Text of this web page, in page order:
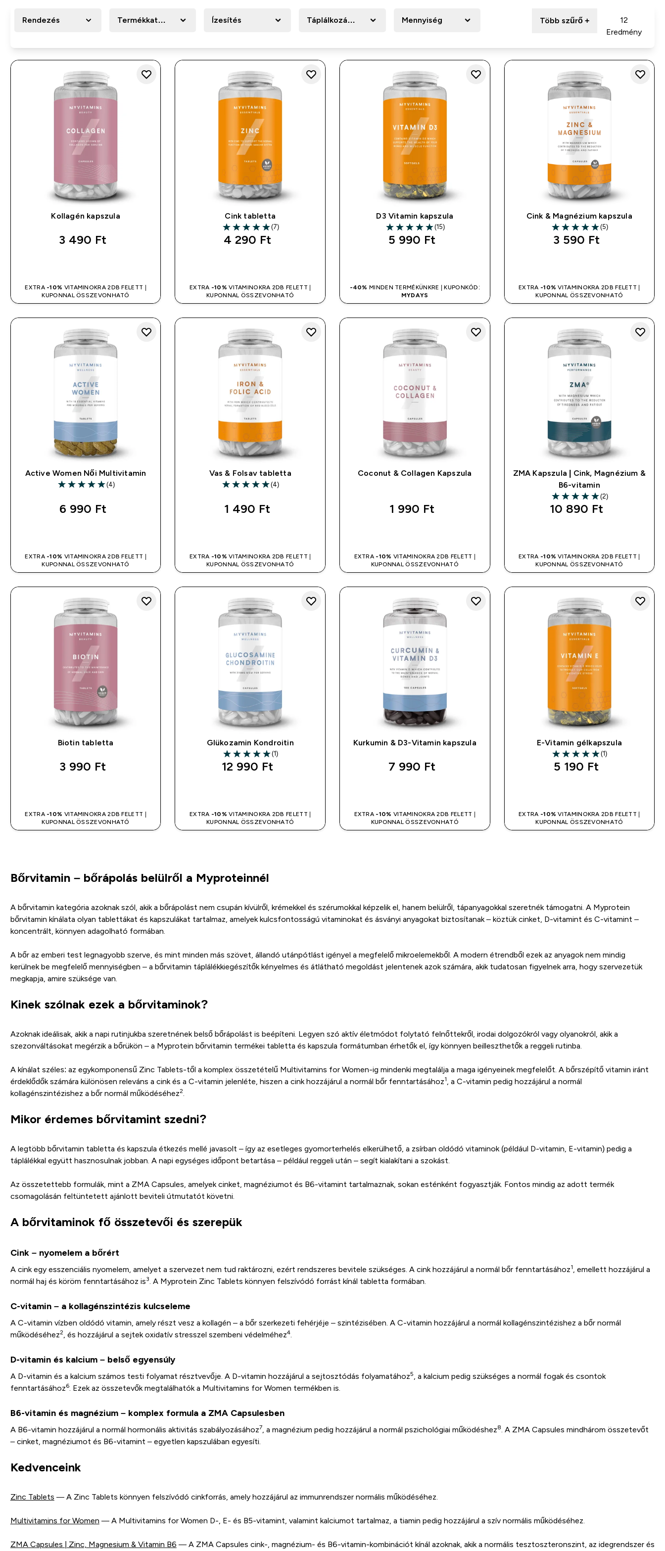
Rendezés Termékkategória Ízesítés Táplálkozási forma Mennyiség Több szűrő +
12
Eredmény
Kollagén kapszula
3 490 Ft‎
EXTRA -10% VITAMINOKRA 2DB FELETT |
KUPONNAL ÖSSZEVONHATÓ
Cink tabletta
5 out of 5 stars
(7)
4 290 Ft‎
EXTRA -10% VITAMINOKRA 2DB FELETT |
KUPONNAL ÖSSZEVONHATÓ
D3 Vitamin kapszula
5 out of 5 stars
(15)
5 990 Ft‎
-40% MINDEN TERMÉKÜNKRE | KUPONKÓD:
MYDAYS
Cink & Magnézium kapszula
5 out of 5 stars
(5)
3 590 Ft‎
EXTRA -10% VITAMINOKRA 2DB FELETT |
KUPONNAL ÖSSZEVONHATÓ
Active Women Női Multivitamin
5 out of 5 stars
(4)
6 990 Ft‎
EXTRA -10% VITAMINOKRA 2DB FELETT |
KUPONNAL ÖSSZEVONHATÓ
Vas & Folsav tabletta
5 out of 5 stars
(4)
1 490 Ft‎
EXTRA -10% VITAMINOKRA 2DB FELETT |
KUPONNAL ÖSSZEVONHATÓ
Coconut & Collagen Kapszula
1 990 Ft‎
EXTRA -10% VITAMINOKRA 2DB FELETT |
KUPONNAL ÖSSZEVONHATÓ
ZMA Kapszula | Cink, Magnézium &
B6-vitamin
5 out of 5 stars
(2)
10 890 Ft‎
EXTRA -10% VITAMINOKRA 2DB FELETT |
KUPONNAL ÖSSZEVONHATÓ
Biotin tabletta
3 990 Ft‎
EXTRA -10% VITAMINOKRA 2DB FELETT |
KUPONNAL ÖSSZEVONHATÓ
Glükozamin Kondroitin
5 out of 5 stars
(1)
12 990 Ft‎
EXTRA -10% VITAMINOKRA 2DB FELETT |
KUPONNAL ÖSSZEVONHATÓ
Kurkumin & D3-Vitamin kapszula
7 990 Ft‎
EXTRA -10% VITAMINOKRA 2DB FELETT |
KUPONNAL ÖSSZEVONHATÓ
E-Vitamin gélkapszula
5 out of 5 stars
(1)
5 190 Ft‎
EXTRA -10% VITAMINOKRA 2DB FELETT |
KUPONNAL ÖSSZEVONHATÓ
Bőrvitamin – bőrápolás belülről a Myproteinnél
A bőrvitamin kategória azoknak szól, akik a bőrápolást nem csupán kívülről, krémekkel és szérumokkal képzelik el, hanem belülről, tápanyagokkal szeretnék támogatni. A Myprotein
bőrvitamin kínálata olyan tablettákat és kapszulákat tartalmaz, amelyek kulcsfontosságú vitaminokat és ásványi anyagokat biztosítanak – köztük cinket, D-vitamint és C-vitamint –
koncentrált, könnyen adagolható formában.
A bőr az emberi test legnagyobb szerve, és mint minden más szövet, állandó utánpótlást igényel a megfelelő mikroelemekből. A modern étrendből ezek az anyagok nem mindig
kerülnek be megfelelő mennyiségben – a bőrvitamin táplálékkiegészítők kényelmes és átlátható megoldást jelentenek azok számára, akik tudatosan figyelnek arra, hogy szervezetük
megkapja, amire szüksége van.
Kinek szólnak ezek a bőrvitaminok?
Azoknak ideálisak, akik a napi rutinjukba szeretnének belső bőrápolást is beépíteni. Legyen szó aktív életmódot folytató felnőttekről, irodai dolgozókról vagy olyanokról, akik a
szezonváltásokat megérzik a bőrükön – a Myprotein bőrvitamin termékei tabletta és kapszula formátumban érhetők el, így könnyen beilleszthetők a reggeli rutinba.
A kínálat széles: az egykomponensű Zinc Tablets-től a komplex összetételű Multivitamins for Women-ig mindenki megtalálja a maga igényeinek megfelelőt. A bőrszépítő vitamin iránt
érdeklődők számára különösen releváns a cink és a C-vitamin jelenléte, hiszen a cink hozzájárul a normál bőr fenntartásához1
, a C-vitamin pedig hozzájárul a normál
kollagénszintézishez a bőr normál működéséhez2.
Mikor érdemes bőrvitamint szedni?
A legtöbb bőrvitamin tabletta és kapszula étkezés mellé javasolt – így az esetleges gyomorterhelés elkerülhető, a zsírban oldódó vitaminok (például D-vitamin, E-vitamin) pedig a
táplálékkal együtt hasznosulnak jobban. A napi egységes időpont betartása – például reggeli után – segít kialakítani a szokást.
Az összetettebb formulák, mint a ZMA Capsules, amelyek cinket, magnéziumot és B6-vitamint tartalmaznak, sokan esténként fogyasztják. Fontos mindig az adott termék
csomagolásán feltüntetett ajánlott beviteli útmutatót követni.
A bőrvitaminok fő összetevői és szerepük
Cink – nyomelem a bőrért
A cink egy esszenciális nyomelem, amelyet a szervezet nem tud raktározni, ezért rendszeres bevitele szükséges. A cink hozzájárul a normál bőr fenntartásához1
, emellett hozzájárul a
normál haj és köröm fenntartásához is3 . A Myprotein Zinc Tablets könnyen felszívódó forrást kínál tabletta formában.
C-vitamin – a kollagénszintézis kulcseleme
A C-vitamin vízben oldódó vitamin, amely részt vesz a kollagén – a bőr szerkezeti fehérjéje – szintézisében. A C-vitamin hozzájárul a normál kollagénszintézishez a bőr normál
működéséhez2, és hozzájárul a sejtek oxidatív stresszel szembeni védelméhez4.
D-vitamin és kalcium – belső egyensúly
A D-vitamin és a kalcium számos testi folyamat résztvevője. A D-vitamin hozzájárul a sejtosztódás folyamatához5
, a kalcium pedig szükséges a normál fogak és csontok
fenntartásához6. Ezek az összetevők megtalálhatók a Multivitamins for Women termékben is.
B6-vitamin és magnézium – komplex formula a ZMA Capsulesben
A B6-vitamin hozzájárul a normál hormonális aktivitás szabályozásához7, a magnézium pedig hozzájárul a normál pszichológiai működéshez8 . A ZMA Capsules mindhárom összetevőt
– cinket, magnéziumot és B6-vitamint – egyetlen kapszulában egyesíti.
Kedvenceink
Zinc Tablets — A Zinc Tablets könnyen felszívódó cinkforrás, amely hozzájárul az immunrendszer normális működéséhez.
Multivitamins for Women — A Multivitamins for Women D-, E- és B5-vitamint, valamint kalciumot tartalmaz, a tiamin pedig hozzájárul a szív normális működéséhez.
ZMA Capsules | Zinc, Magnesium & Vitamin B6 — A ZMA Capsules cink-, magnézium- és B6-vitamin-kombinációt kínál azoknak, akik a normális tesztoszteronszint, az idegrendszer és